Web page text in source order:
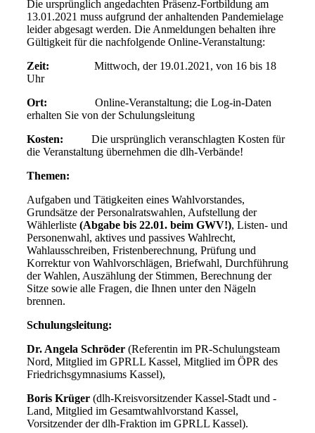
Die ursprünglich angedachten Präsenz-Fortbildung am
13.01.2021 muss aufgrund der anhaltenden Pandemielage
leider abgesagt werden. Die Anmeldungen behalten ihre
Gültigkeit für die nachfolgende Online-Veranstaltung:
Zeit: Mittwoch, der 19.01.2021, von 16 bis 18
Uhr
Ort: Online-Veranstaltung; die Log-in-Daten
erhalten Sie von der Schulungsleitung
Kosten: Die ursprünglich veranschlagten Kosten für
die Veranstaltung übernehmen die dlh-Verbände!
Themen:
Aufgaben und Tätigkeiten eines Wahlvorstandes,
Grundsätze der Personalratswahlen, Aufstellung der
Wählerliste (Abgabe bis 22.01. beim GWV!), Listen- und
Personenwahl, aktives und passives Wahlrecht,
Wahlausschreiben, Fristenberechnung, Prüfung und
Korrektur von Wahlvorschlägen, Briefwahl, Durchführung
der Wahlen, Auszählung der Stimmen, Berechnung der
Sitze sowie alle Fragen, die Ihnen unter den Nägeln
brennen.
Schulungsleitung:
Dr. Angela Schröder (Referentin im PR-Schulungsteam
Nord, Mitglied im GPRLL Kassel, Mitglied im ÖPR des
Friedrichsgymnasiums Kassel),
Boris Krüger (dlh-Kreisvorsitzender Kassel-Stadt und -
Land, Mitglied im Gesamtwahlvorstand Kassel,
Vorsitzender der dlh-Fraktion im GPRLL Kassel).